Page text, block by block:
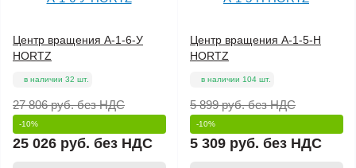
Центр вращения А-1-6-У
HORTZ
в наличии 32 шт.
27 806 руб.без НДС
-10%
25 026 руб. без НДС
Центр вращения А-1-5-Н
HORTZ
в наличии 104 шт.
5 899 руб.без НДС
-10%
5 309 руб. без НДС